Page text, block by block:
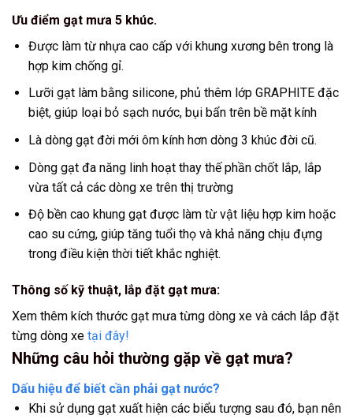
Ưu điểm gạt mưa 5 khúc.
Được làm từ nhựa cao cấp với khung xương bên trong là
hợp kim chống gỉ.
Lưỡi gạt làm bằng silicone, phủ thêm lớp GRAPHITE đặc
biệt, giúp loại bỏ sạch nước, bụi bẩn trên bề mặt kính
Là dòng gạt đời mới ôm kính hơn dòng 3 khúc đời cũ.
Dòng gạt đa năng linh hoạt thay thế phần chốt lắp, lắp
vừa tất cả các dòng xe trên thị trường
Độ bền cao khung gạt được làm từ vật liệu hợp kim hoặc
cao su cứng, giúp tăng tuổi thọ và khả năng chịu đựng
trong điều kiện thời tiết khắc nghiệt.
Thông số kỹ thuật, lắp đặt gạt mưa:
Xem thêm kích thước gạt mưa từng dòng xe và cách lắp đặt
từng dòng xe tại đây!
Những câu hỏi thường gặp về gạt mưa?
Dấu hiệu để biết cần phải gạt nước?
Khi sử dụng gạt xuất hiện các biểu tượng sau đó, bạn nên